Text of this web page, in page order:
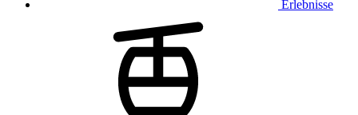
Erlebnisse